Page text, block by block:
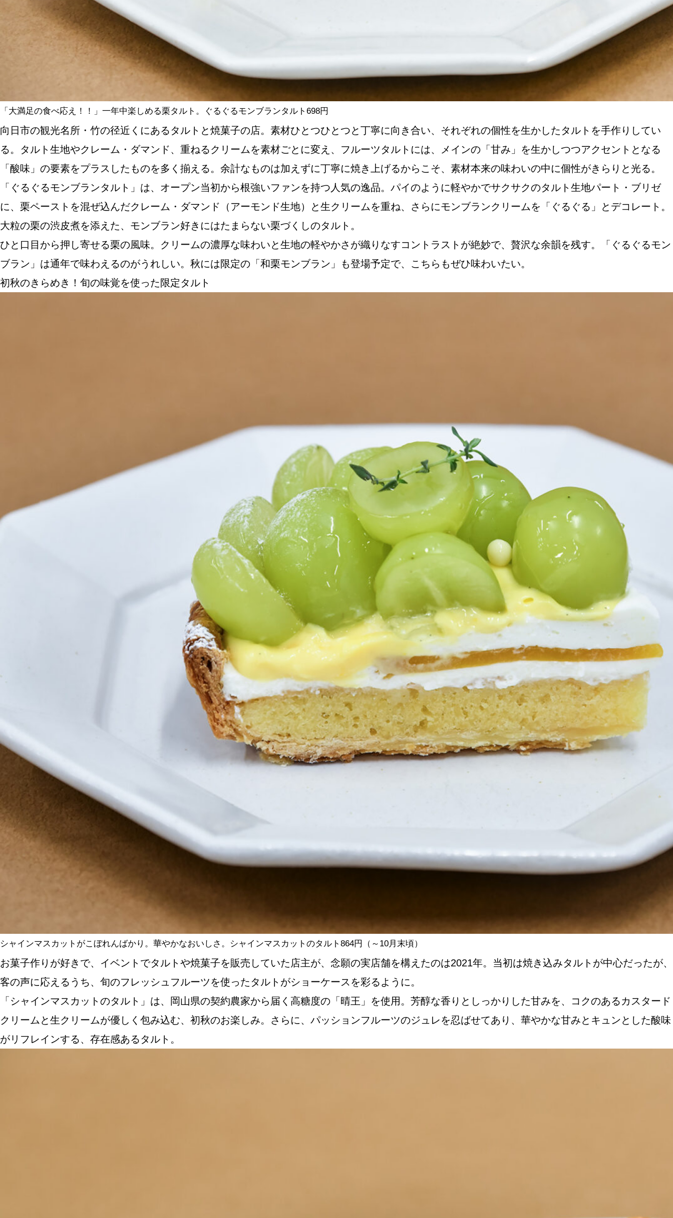
「大満足の食べ応え！！」一年中楽しめる栗タルト。ぐるぐるモンブランタルト698円
向日市の観光名所・竹の径近くにあるタルトと焼菓子の店。素材ひとつひとつと丁寧に向き合い、それぞれの個性を生かしたタルトを手作りしてい
る。タルト生地やクレーム・ダマンド、重ねるクリームを素材ごとに変え、フルーツタルトには、メインの「甘み」を生かしつつアクセントとなる
「酸味」の要素をプラスしたものを多く揃える。余計なものは加えずに丁寧に焼き上げるからこそ、素材本来の味わいの中に個性がきらりと光る。
「ぐるぐるモンブランタルト」は、オープン当初から根強いファンを持つ人気の逸品。パイのように軽やかでサクサクのタルト生地パート・ブリゼ
に、栗ペーストを混ぜ込んだクレーム・ダマンド（アーモンド生地）と生クリームを重ね、さらにモンブランクリームを「ぐるぐる」とデコレート。
大粒の栗の渋皮煮を添えた、モンブラン好きにはたまらない栗づくしのタルト。
ひと口目から押し寄せる栗の風味。クリームの濃厚な味わいと生地の軽やかさが織りなすコントラストが絶妙で、贅沢な余韻を残す。「ぐるぐるモン
ブラン」は通年で味わえるのがうれしい。秋には限定の「和栗モンブラン」も登場予定で、こちらもぜひ味わいたい。
初秋のきらめき！旬の味覚を使った限定タルト
シャインマスカットがこぼれんばかり。華やかなおいしさ。シャインマスカットのタルト864円（～10月末頃）
お菓子作りが好きで、イベントでタルトや焼菓子を販売していた店主が、念願の実店舗を構えたのは2021年。当初は焼き込みタルトが中心だったが、
客の声に応えるうち、旬のフレッシュフルーツを使ったタルトがショーケースを彩るように。
「シャインマスカットのタルト」は、岡山県の契約農家から届く高糖度の「晴王」を使用。芳醇な香りとしっかりした甘みを、コクのあるカスタード
クリームと生クリームが優しく包み込む、初秋のお楽しみ。さらに、パッションフルーツのジュレを忍ばせてあり、華やかな甘みとキュンとした酸味
がリフレインする、存在感あるタルト。